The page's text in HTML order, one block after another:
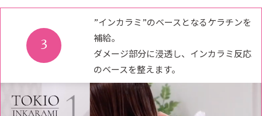
3
”インカラミ”のベースとなるケラチンを
補給。
ダメージ部分に浸透し、インカラミ反応
のベースを整えます。